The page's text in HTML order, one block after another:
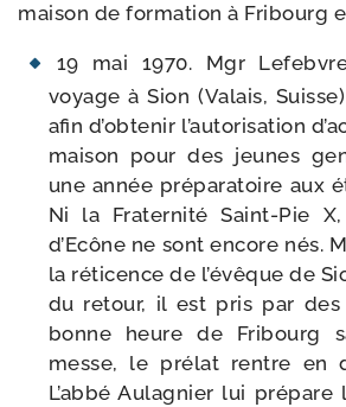
mai­son de for­ma­tion à Fribourg
19 mai 1970. Mgr
voyage à Sion (Valais,
afin d’ob­te­nir l’au­to­ri­sa­tion
mai­son pour des jeunes
une année pré­pa­ra­toire aux
Ni la Fraternité Saint-​Pie
d’Ecône ne sont encore nés.
la réti­cence de l’é­vêque de
du retour, il est pris par
bonne heure de Fribourg
messe, le pré­lat rentre en
L’abbé Aulagnier lui